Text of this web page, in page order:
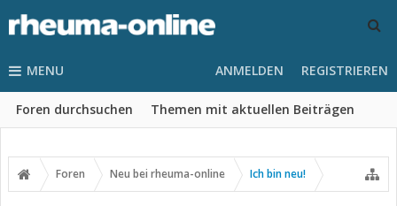
MENU
Foren durchsuchen Themen mit aktuellen Beiträgen
ANMELDEN REGISTRIEREN
Foren Neu bei rheuma-online Ich bin neu!